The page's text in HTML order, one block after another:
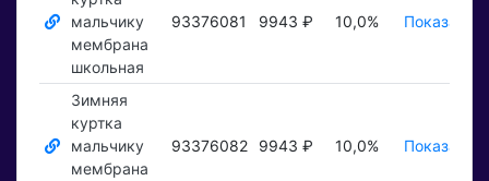
мальчику
мембрана
школьная
93376081 9943 ₽ 10,0% Показать ₽
Зимняя
куртка
мальчику
мембрана
93376082 9943 ₽ 10,0% Показать ₽